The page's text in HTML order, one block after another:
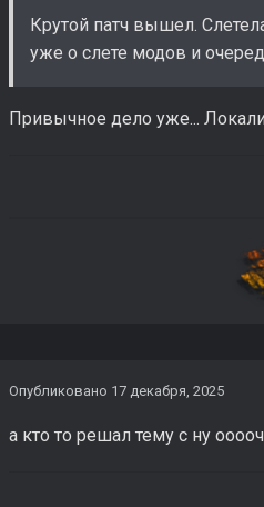
Крутой патч вышел.
уже о слете модов и
Привычное дело уже...
Опубликовано 17 декабря, 2025
а кто то решал тему с ну